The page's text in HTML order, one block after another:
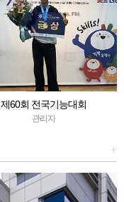
제60회 전국기능대회
관리자
+